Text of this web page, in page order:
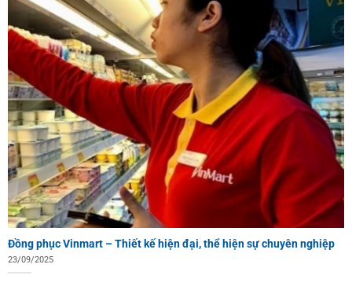
Đồng phục Vinmart – Thiết kế hiện đại, thể hiện sự chuyên nghiệp
23/09/2025